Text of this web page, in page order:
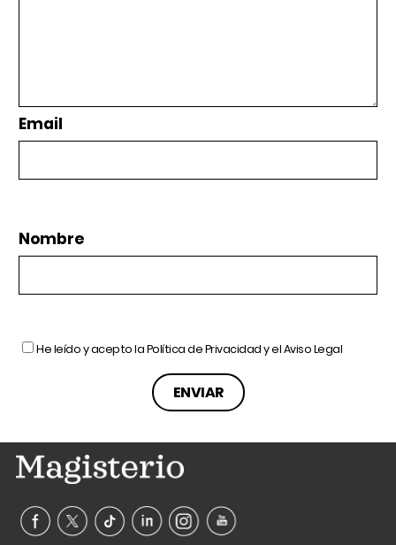
Email
Nombre
He leído y acepto laPolítica de Privacidady elAviso Legal